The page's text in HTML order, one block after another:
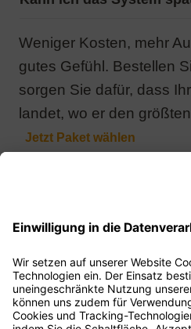
Weniger Kosten, mehr
gutes Gefühl. Bestellen
sorgen Sie dafür, dass
landet, wo er den
Wenn Sie noch Fragen
sind oder einfach zum
Austausch wünschen: